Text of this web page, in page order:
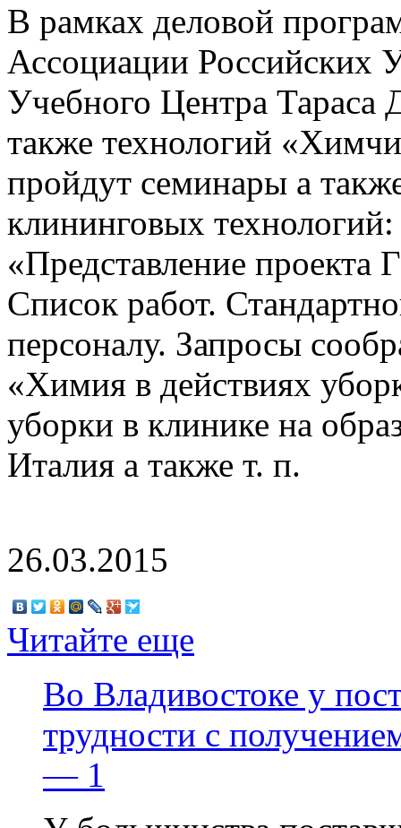
В рамках деловой
Ассоциации
Учебного Центра Тараса
также технологий
пройдут семинары а
клининговых
«Представление
Список работ.
персоналу. Запросы
«Химия в действиях
уборки в клинике на
Италия а также т. п.
26.03.2015
Читайте еще
Во Владивостоке у
трудности с
— 1